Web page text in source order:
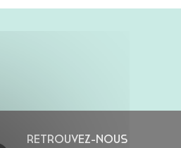
RETROUVEZ-NOUS